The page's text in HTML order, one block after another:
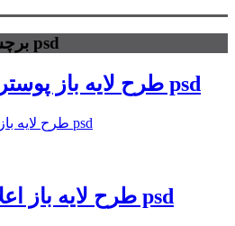
برچسب : طرح آگهی ترحیم psd
طرح لایه باز پوستر اعلامیه ترحیم پدر psd
طرح لایه باز اعلامیه و آگهی ترحیم psd